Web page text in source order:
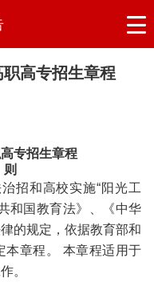
高专招生章程
专招生章程
和高校实施“阳光工
和国教育法》、《中华
的规定，依据教育部和
本章程。 本章程适用于
。